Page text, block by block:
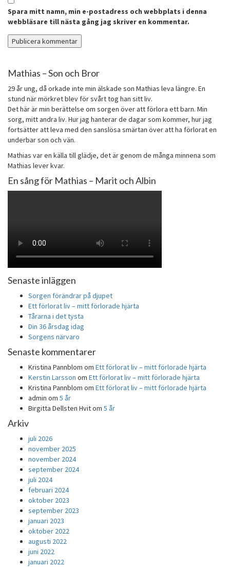
Spara mitt namn, min e-postadress och webbplats i denna
webbläsare till nästa gång jag skriver en kommentar.
Mathias – Son och Bror
29 år ung, då orkade inte min älskade son Mathias leva längre. En
stund när mörkret blev för svårt tog han sitt liv.
Det här är min berättelse om sorgen över att förlora ett barn. Min
sorg, mitt andra liv. Hur jag hanterar de dagar som kommer, hur jag
fortsätter att leva med den sanslösa smärtan över att ha förlorat en
underbar son och vän.
Mathias var en källa till glädje, det är genom de många minnena som
Mathias lever kvar.
En sång för Mathias – Marit och Albin
Senaste inläggen
Sorgen förändrar på djupet
Ett förlorat liv – mitt förlorade hjärta
Tårarna i det tysta
Din 36 årsdag idag
Sorgens närvaro
Senaste kommentarer
Kristina Pannblom om Ett förlorat liv – mitt förlorade hjärta
Kerstin Larsson om Ett förlorat liv – mitt förlorade hjärta
Kristina Pannblom om Ett förlorat liv – mitt förlorade hjärta
admin om 5 år
Birgitta Dellsten Hvitom 5 år
Arkiv
juli 2026
november 2025
november 2024
september 2024
juli 2024
februari 2024
oktober 2023
september 2023
januari 2023
oktober 2022
augusti 2022
juni 2022
januari 2022